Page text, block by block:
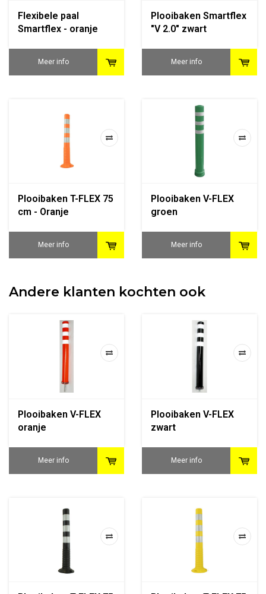
Flexibele paal
Smartflex - oranje
Meer info
Plooibaken Smartflex
"V 2.0" zwart
Meer info
Plooibaken T-FLEX 75
cm - Oranje
Meer info
Plooibaken V-FLEX
groen
Meer info
Andere klanten kochten ook
Plooibaken V-FLEX
oranje
Meer info
Plooibaken V-FLEX
zwart
Meer info